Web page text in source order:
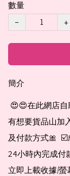
數量
−
+
簡介
有想要貨品山加入
及付款方式🎀  ☑️
24小時內完成付
立即上載收據/螢